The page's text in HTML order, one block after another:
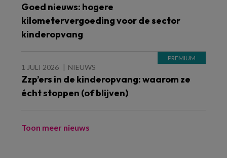
Goed nieuws: hogere
kilometervergoeding voor de sector
kinderopvang
1 JULI 2026 NIEUWS
Zzp’ers in de kinderopvang: waarom ze
écht stoppen (of blijven)
Toon meer nieuws